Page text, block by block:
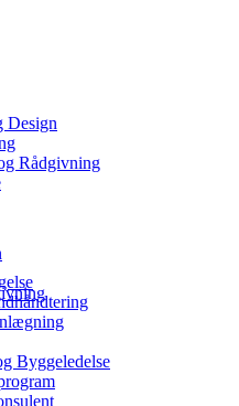
Design
Rådgivning
Byggeledelse